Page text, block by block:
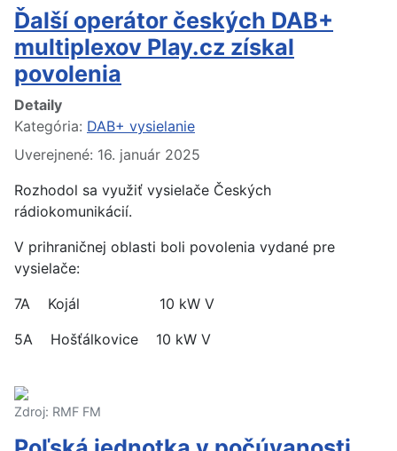
Ďalší operátor českých DAB+
multiplexov Play.cz získal
povolenia
Detaily
Kategória: DAB+ vysielanie
Uverejnené: 16. január 2025
Rozhodol sa využiť vysielače Českých
rádiokomunikácií.
V prihraničnej oblasti boli povolenia vydané pre
vysielače:
7A Kojál 10 kW V
5A Hošťálkovice 10 kW V
Zdroj: RMF FM